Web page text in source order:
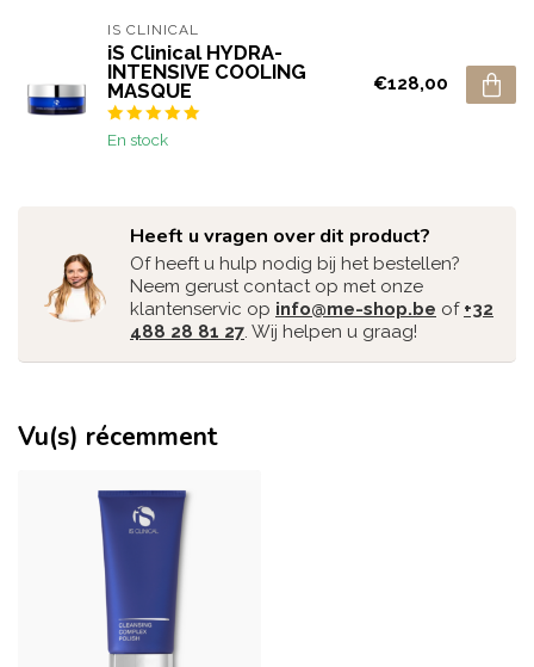
IS CLINICAL
iS Clinical HYDRA-
INTENSIVE COOLING
MASQUE
En stock
€128,00
Heeft u vragen over dit product?
Of heeft u hulp nodig bij het bestellen?
Neem gerust contact op met onze
klantenservic op info@me-shop.be of +32
488 28 81 27. Wij helpen u graag!
Vu(s) récemment